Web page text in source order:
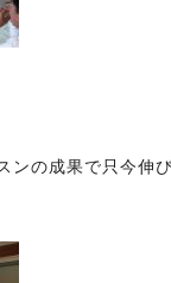
ンの成果で只今伸